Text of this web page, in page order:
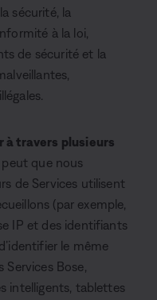
sécurité, la
à la loi,
de sécurité et la
à travers plusieurs
peut que nous
de Services utilisent
(par exemple,
IP et des identifiants
le même
Bose,
intelligents, tablettes